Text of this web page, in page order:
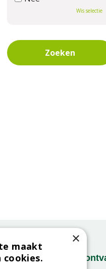
Wis selectie
Onze nieuwsbrief
×
maakt
cookies.